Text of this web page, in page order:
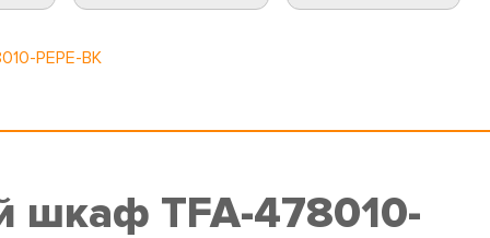
PEPE-BK
шкаф TFA-478010-